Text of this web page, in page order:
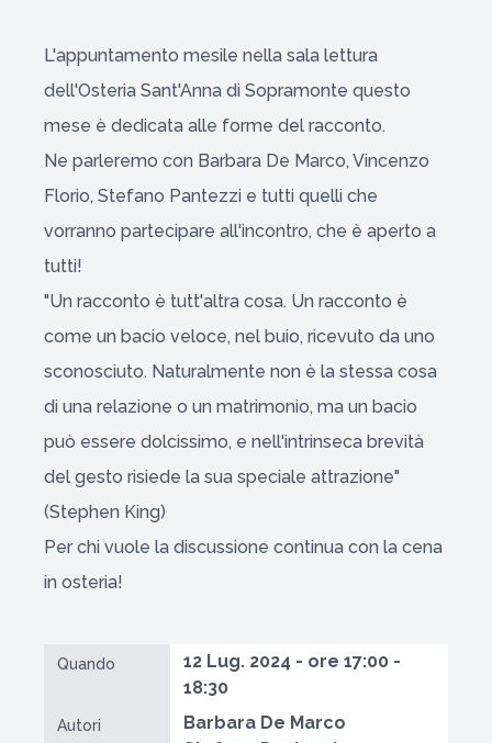
L'appuntamento mesile nella sala lettura
dell'Osteria Sant'Anna di Sopramonte questo
mese è dedicata alle forme del racconto.
Ne parleremo con Barbara De Marco, Vincenzo
Florio, Stefano Pantezzi e tutti quelli che
vorranno partecipare all'incontro, che è aperto a
tutti!
"Un racconto è tutt'altra cosa. Un racconto è
come un bacio veloce, nel buio, ricevuto da uno
sconosciuto. Naturalmente non è la stessa cosa
di una relazione o un matrimonio, ma un bacio
può essere dolcissimo, e nell'intrinseca brevità
del gesto risiede la sua speciale attrazione"
(Stephen King)
Per chi vuole la discussione continua con la cena
in osteria!
Quando
12 Lug. 2024 - ore 17:00 -
18:30
Autori
Barbara De Marco